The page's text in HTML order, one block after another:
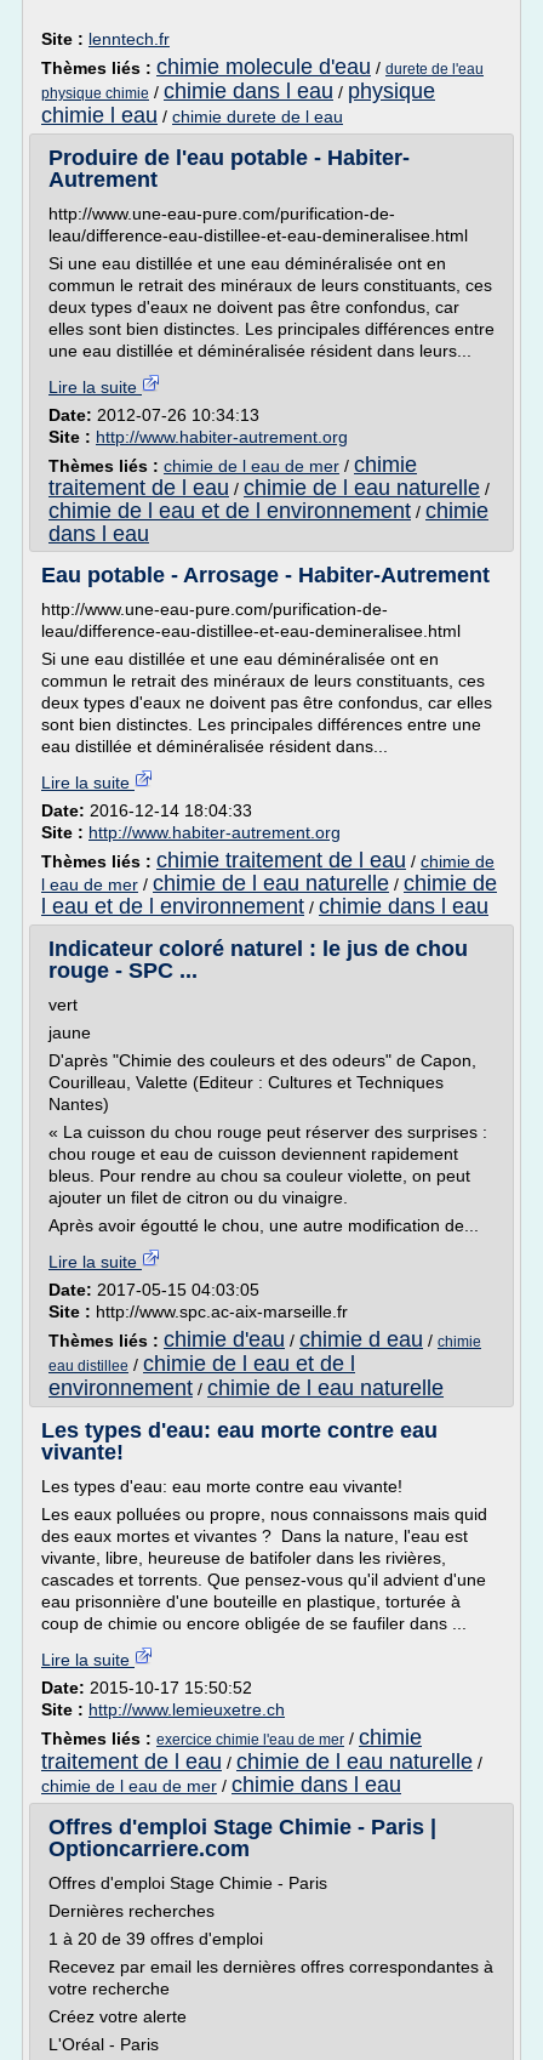
Site : lenntech.fr
Thèmes liés : chimie molecule d'eau / durete de l'eau
physique chimie / chimie dans l eau / physique
chimie l eau / chimie durete de l eau
Produire de l'eau potable - Habiter-
Autrement
http://www.une-eau-pure.com/purification-de-
leau/difference-eau-distillee-et-eau-demineralisee.html
Si une eau distillée et une eau déminéralisée ont en
commun le retrait des minéraux de leurs constituants, ces
deux types d'eaux ne doivent pas être confondus, car
elles sont bien distinctes. Les principales différences entre
une eau distillée et déminéralisée résident dans leurs...
Lire la suite
Date: 2012-07-26 10:34:13
Site : http://www.habiter-autrement.org
Thèmes liés : chimie de l eau de mer / chimie
traitement de l eau / chimie de l eau naturelle /
chimie de l eau et de l environnement / chimie
dans l eau
Eau potable - Arrosage - Habiter-Autrement
http://www.une-eau-pure.com/purification-de-
leau/difference-eau-distillee-et-eau-demineralisee.html
Si une eau distillée et une eau déminéralisée ont en
commun le retrait des minéraux de leurs constituants, ces
deux types d'eaux ne doivent pas être confondus, car elles
sont bien distinctes. Les principales différences entre une
eau distillée et déminéralisée résident dans...
Lire la suite
Date: 2016-12-14 18:04:33
Site : http://www.habiter-autrement.org
Thèmes liés : chimie traitement de l eau / chimie de
l eau de mer / chimie de l eau naturelle / chimie de
l eau et de l environnement / chimie dans l eau
Indicateur coloré naturel : le jus de chou
rouge - SPC ...
vert
jaune
D'après "Chimie des couleurs et des odeurs" de Capon,
Courilleau, Valette (Editeur : Cultures et Techniques
Nantes)
« La cuisson du chou rouge peut réserver des surprises :
chou rouge et eau de cuisson deviennent rapidement
bleus. Pour rendre au chou sa couleur violette, on peut
ajouter un filet de citron ou du vinaigre.
Après avoir égoutté le chou, une autre modification de...
Lire la suite
Date: 2017-05-15 04:03:05
Site : http://www.spc.ac-aix-marseille.fr
Thèmes liés : chimie d'eau / chimie d eau / chimie
eau distillee / chimie de l eau et de l
environnement / chimie de l eau naturelle
Les types d'eau: eau morte contre eau
vivante!
Les types d'eau: eau morte contre eau vivante!
Les eaux polluées ou propre, nous connaissons mais quid
des eaux mortes et vivantes ? Dans la nature, l'eau est
vivante, libre, heureuse de batifoler dans les rivières,
cascades et torrents. Que pensez-vous qu'il advient d'une
eau prisonnière d'une bouteille en plastique, torturée à
coup de chimie ou encore obligée de se faufiler dans ...
Lire la suite
Date: 2015-10-17 15:50:52
Site : http://www.lemieuxetre.ch
Thèmes liés : exercice chimie l'eau de mer / chimie
traitement de l eau / chimie de l eau naturelle /
chimie de l eau de mer / chimie dans l eau
Offres d'emploi Stage Chimie - Paris |
Optioncarriere.com
Offres d'emploi Stage Chimie - Paris
Dernières recherches
1 à 20 de 39 offres d'emploi
Recevez par email les dernières offres correspondantes à
votre recherche
Créez votre alerte
L'Oréal - Paris